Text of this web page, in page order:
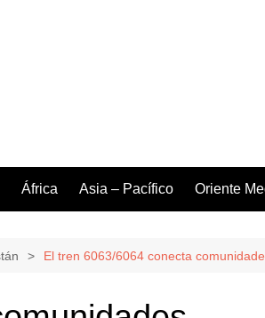
África Asia – Pacífico Oriente
El tren 6063/6064 conecta